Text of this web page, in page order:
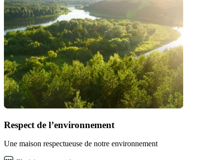
Respect de l’environnement
Une maison respectueuse de notre environnement